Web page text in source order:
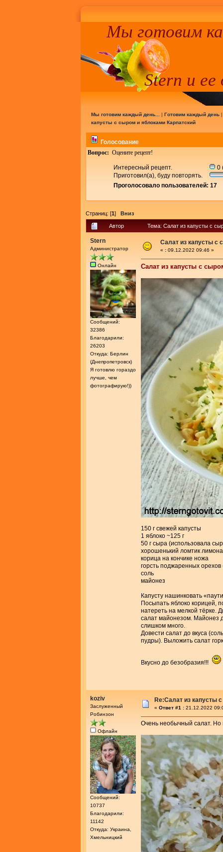
Мы готовим
Stern и ее
Мы готовим каждый день... | Готовим каждый день
капусты с сыром и яблоками Карпатский
Голосование
Вопрос: Оцените рецепт!
Интересный рецепт.
0
Приготовил(а), буду повторять.
Проголосовало пользователей: 17
Страниц: [1] Вниз
Автор Тема: Салат из капусты с
Stern
Администратор
Онлайн
Сообщений:
32386
Благодарили:
26203
Откуда: Берлин
(Днепропетровск)
Я готовлю гораздо
лучше, чем
фотографирую!))
Салат из капусты с
« : 09.12.2022 09:46 »
Салат из капусты с
150 г свежей капусты
1 яблоко ~125 г
50 г сыра (использовала
хорошенький ломтик лимона
корица на кончике ножа
горсть поджаренных
соль
майонез
Капусту нашинковать
Посыпать яблоко корицей,
натереть на мелкой тёрке.
салат майонезом. Майонез
слишком много.
Довести салат до вкуса
пудры). Выложить салат
Вкусно до безобразия!!!
koziv
Заслуженный
Робинзон
Офлайн
Сообщений:
10737
Благодарили:
11142
Откуда: Украина,
Хмельницкий
Re:Салат из капусты
« Ответ #1 : 21.12.2022
Очень необычный салат. Но